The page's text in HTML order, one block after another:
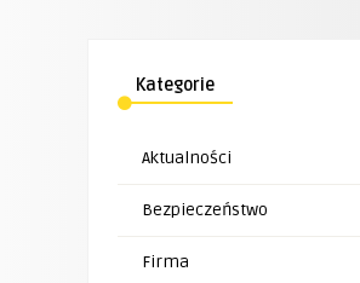
Kategorie
Aktualności
Bezpieczeństwo
Firma